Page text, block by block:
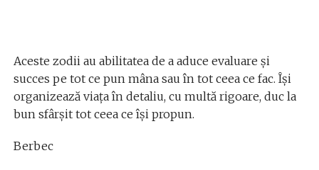
Aceste zodii au abilitatea de a aduce evaluare și
succes pe tot ce pun mâna sau în tot ceea ce fac. Își
organizează viața în detaliu, cu multă rigoare, duc la
bun sfârșit tot ceea ce își propun.
Berbec